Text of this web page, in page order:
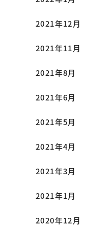
2021年12月
2021年11月
2021年8月
2021年6月
2021年5月
2021年4月
2021年3月
2021年1月
2020年12月